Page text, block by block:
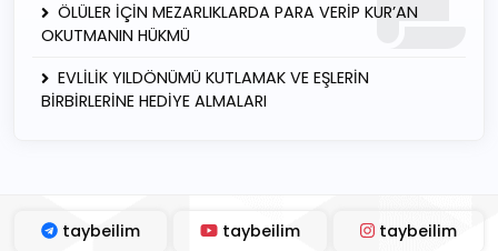
ÖLÜLER İÇİN MEZARLIKLARDA PARA VERİP KUR’AN
OKUTMANIN HÜKMÜ
EVLİLİK YILDÖNÜMÜ KUTLAMAK VE EŞLERİN
BİRBİRLERİNE HEDİYE ALMALARI
taybeilim taybeilim taybeilim